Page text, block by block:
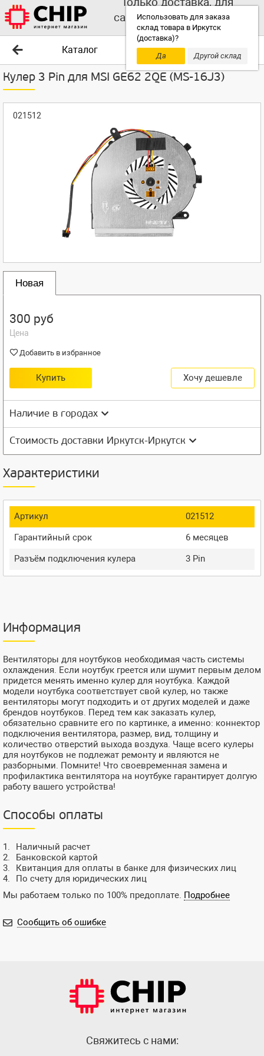
Использовать для заказа
склад товара в Иркутск
(доставка)?
Да
Другой склад
самовывоза выбирайте
другой склад!
Каталог
Кулер 3 Pin для MSI GE62 2QE (MS-16J3)
021512
Новая
300 руб
Цена
Добавить в избранное
Купить Хочу дешевле
Наличие в городах
Стоимость доставки Иркутск-Иркутск
Характеристики
Артикул
021512
Гарантийный срок
6 месяцев
Разъём подключения кулера
3 Pin
Информация
Вентиляторы для ноутбуков необходимая часть системы
охлаждения. Если ноутбук греется или шумит первым делом
придется менять именно кулер для ноутбука. Каждой
модели ноутбука соответствует свой кулер, но также
вентиляторы могут подходить и от других моделей и даже
брендов ноутбуков. Перед тем как заказать кулер,
обязательно сравните его по картинке, а именно: коннектор
подключения вентилятора, размер, вид, толщину и
количество отверстий выхода воздуха. Чаще всего кулеры
для ноутбуков не подлежат ремонту и являются не
разборными. Помните! Что своевременная замена и
профилактика вентилятора на ноутбуке гарантирует долгую
работу вашего устройства!
Способы оплаты
Наличный расчет
Банковской картой
Квитанция для оплаты в банке для физических лиц
По счету для юридических лиц
Мы работаем только по 100% предоплате. Подробнее
Сообщить об ошибке
Cвяжитесь с нами: